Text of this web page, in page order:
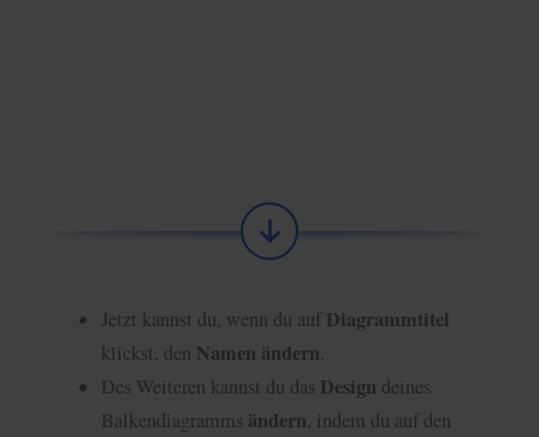
Jetzt kannst du, wenn du aufDiagrammtitel
klickst, den Namen ändern
Des Weiteren kannst du das Design deines
Balkendiagramms ändern, indem du auf den